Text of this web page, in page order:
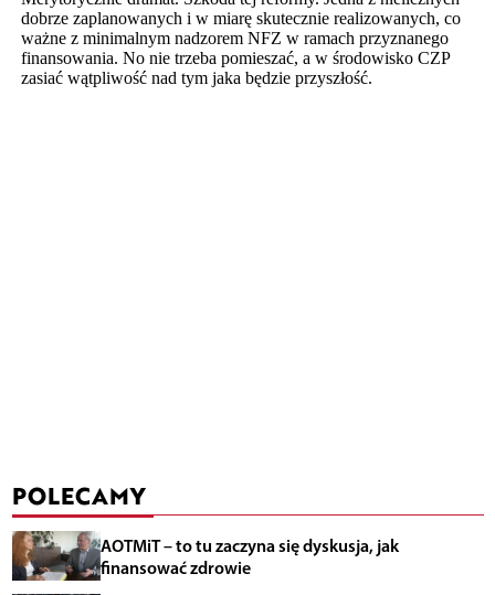
POLECAMY
AOTMiT – to tu zaczyna się dyskusja, jak
finansować zdrowie